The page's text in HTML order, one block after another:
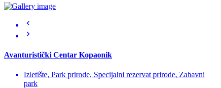
Avanturistički Centar Kopaonik
Izletište, Park prirode, Specijalni rezervat prirode, Zabavni
park